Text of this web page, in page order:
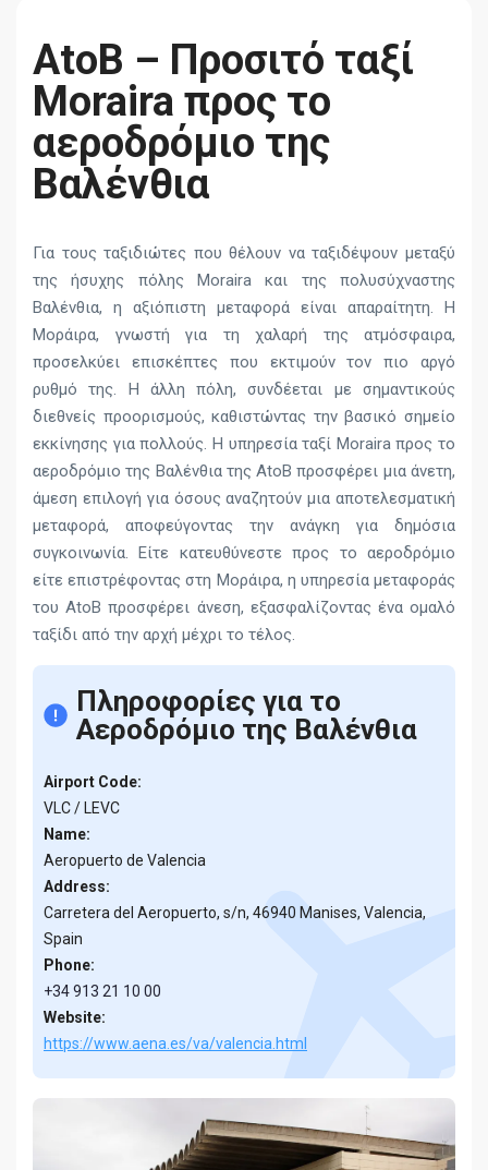
AtoB – Προσιτό ταξί
Moraira προς το
αεροδρόμιο της
Βαλένθια
Για τους ταξιδιώτες που θέλουν να ταξιδέψουν μεταξύ
της ήσυχης πόλης Moraira και της πολυσύχναστης
Βαλένθια, η αξιόπιστη μεταφορά είναι απαραίτητη. Η
Μοράιρα, γνωστή για τη χαλαρή της ατμόσφαιρα,
προσελκύει επισκέπτες που εκτιμούν τον πιο αργό
ρυθμό της. Η άλλη πόλη, συνδέεται με σημαντικούς
διεθνείς προορισμούς, καθιστώντας την βασικό σημείο
εκκίνησης για πολλούς. Η υπηρεσία ταξί Moraira προς το
αεροδρόμιο της Βαλένθια της AtoB προσφέρει μια άνετη,
άμεση επιλογή για όσους αναζητούν μια αποτελεσματική
μεταφορά, αποφεύγοντας την ανάγκη για δημόσια
συγκοινωνία. Είτε κατευθύνεστε προς το αεροδρόμιο
είτε επιστρέφοντας στη Μοράιρα, η υπηρεσία μεταφοράς
του AtoB προσφέρει άνεση, εξασφαλίζοντας ένα ομαλό
ταξίδι από την αρχή μέχρι το τέλος.
Πληροφορίες για το
Αεροδρόμιο της Βαλένθια
Airport Code:
VLC / LEVC
Name:
Aeropuerto de Valencia
Address:
Carretera del Aeropuerto, s/n, 46940 Manises, Valencia,
Spain
Phone:
+34 913 21 10 00
Website:
https://www.aena.es/va/valencia.html